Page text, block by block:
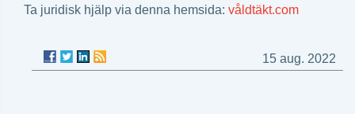
Ta juridisk hjälp via denna hemsida: våldtäkt.com
15 aug. 2022